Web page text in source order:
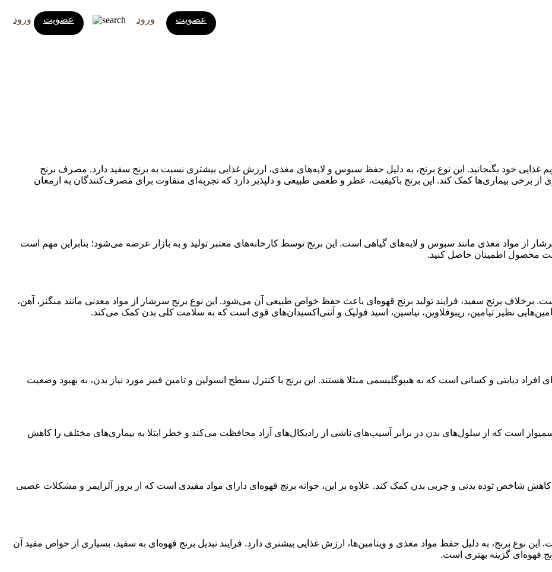
ورود عضویت ورود عضویت
غذایی خود بگنجانید. این نوع برنج، به دلیل حفظ سبوس و لایه‌های مغذی، ارزش غذایی بیشتری نسبت به برنج سفید دارد. مصرف برنج
برخی بیماری‌ها کمک کند. این برنج باکیفیت، عطر و طعمی طبیعی و دلپذیر دارد که تجربه‌ای متفاوت برای مصرف‌کنندگان به ارمغان
از مواد مغذی مانند سبوس و لایه‌های گیاهی است. این برنج توسط کارخانه‌های معتبر تولید و به بازار عرضه می‌شود؛ بنابراین مهم است
محصول اطمینان حاصل کنید.
برخلاف برنج سفید، فرایند تولید برنج قهوه‌ای باعث حفظ خواص طبیعی آن می‌شود. این نوع برنج سرشار از مواد معدنی مانند منگنز، آهن،
نظیر تیامین، ریبوفلاوین، نیاسین، اسید فولیک و آنتی‌اکسیدان‌های قوی است که به سلامت کلی بدن کمک می‌کند.
دیابتی و کسانی است که به هیپوگلیسمی مبتلا هستند. این برنج با کنترل سطح انسولین و تامین فیبر مورد نیاز بدن، به بهبود وضعیت
است که از سلول‌های بدن در برابر آسیب‌های ناشی از رادیکال‌های آزاد محافظت می‌کند و خطر ابتلا به بیماری‌های مختلف را کاهش
شاخص توده بدنی و چربی بدن کمک کند. علاوه بر این، جوانه برنج قهوه‌ای دارای مواد مفیدی است که از بروز آلزایمر و مشکلات عصبی
این نوع برنج، به دلیل حفظ مواد مغذی و ویتامین‌ها، ارزش غذایی بیشتری دارد. فرایند تبدیل برنج قهوه‌ای به سفید، بسیاری از خواص مفید آن
قهوه‌ای گزینه بهتری است.